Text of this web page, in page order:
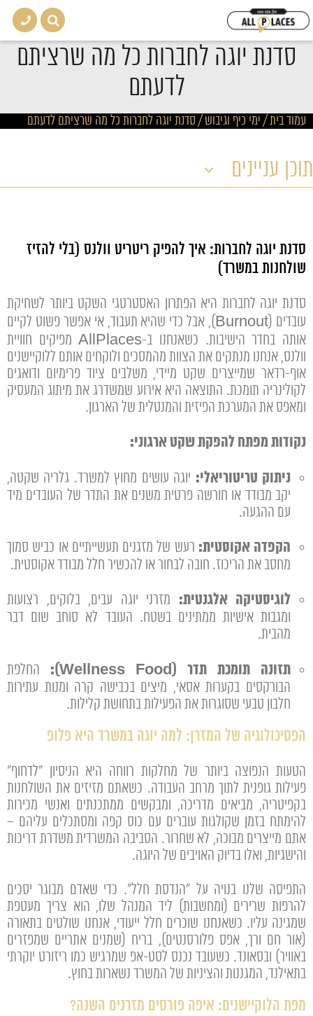
סדנת יוגה לחברות כל מה שרציתם
לדעתם
עמוד בית/ימי כיף וגיבוש/סדנת יוגה לחברות כל מה שרציתם לדעתם
תוכן עניינים
סדנת יוגה לחברות: איך להפיק ריטריט וולנס (בלי להזיז
שולחנות במשרד)
סדנת יוגה לחברות היא הפתרון האסטרטגי השקט ביותר לשחיקת
עובדים (Burnout), אבל כדי שהיא תעבוד, אי אפשר פשוט לקיים
אותה בחדר הישיבות. כשאנחנו ב-AllPlaces מפיקים חוויית
וולנס, אנחנו מנתקים את הצוות מהמסכים ולוקחים אותם ללוקיישנים
אוף-רדאר שמייצרים שקט מיידי, משלבים ציוד פרימיום ודואגים
לקולינריה תומכת. התוצאה היא אירוע שמשדרג את מיתוג המעסיק
ומאפס את המערכת הפיזית והמנטלית של הארגון.
נקודות מפתח להפקת שקט ארגוני:
ניתוק טריטוריאלי: יוגה עושים מחוץ למשרד. גלריה שקטה,
יקב מבודד או חורשה פרטית משנים את התדר של העובדים מיד
עם ההגעה.
הקפדה אקוסטית: רעש של מזגנים תעשייתיים או כביש סמוך
מחסב את הריכוז. חובה לבחור או להכשיר חלל מבודד אקוסטית.
לוגיסטיקה אלגנטית: מזרני יוגה עבים, בלוקים, רצועות
ומגבות אישיות ממתינים בשטח. העובד לא סוחב שום דבר
מהבית.
תזונה תומכת תדר (Wellness Food):
החלפת
הבורקסים בקערות אסאי, מיצים בכבישה קרה ומנות עתירות
חלבון טבעי שסוגרות את הפעילות בתחושת קלילות.
הפסיכולוגיה של המזרן: למה יוגה במשרד היא פלופ
הטעות הנפוצה ביותר של מחלקות רווחה היא הניסיון "לדחוף"
פעילות גופנית לתוך מרחב העבודה. כשאתם מזיזים את השולחנות
בקפיטריה, מביאים מדריכה, ומבקשים ממתכנתים ואנשי מכירות
להימתח בזמן שקולגות עוברים עם כוס קפה ומסתכלים עליהם –
אתם מייצרים מבוכה, לא שחרור. הסביבה המשרדית משדרת דריכות
והישגיות, ואלו בדיוק האויבים של היוגה.
התפיסה שלנו בנויה על "הנדסת חלל". כדי שאדם מבוגר יסכים
להרפות שרירים (ומחשבות) ליד המנהל שלו, הוא צריך מעטפת
שמגינה עליו. כשאנחנו שוכרים חלל ייעודי, אנחנו שולטים בתאורה
(אור חם ורך, אפס פלורסנטים), בריח (שמנים אתריים שמפזרים
באוויר) ובסאונד. כשעובד נכנס לסט-אפ שמרגיש כמו ריזורט יוקרתי
בתאילנד, המגננות והציניות של המשרד נשארות בחוץ.
מפת הלוקיישנים: איפה פורסים מזרנים השנה?